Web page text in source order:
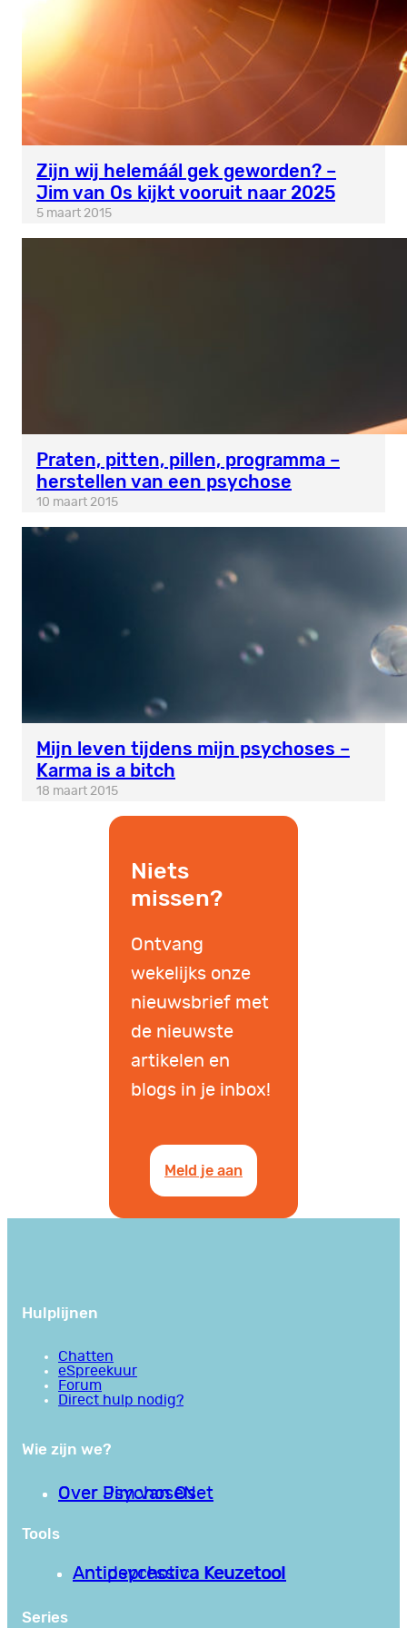
Zijn wij helemáál gek geworden? –
Jim van Os kijkt vooruit naar 2025
5 maart 2015
Praten, pitten, pillen, programma –
herstellen van een psychose
10 maart 2015
Mijn leven tijdens mijn psychoses –
Karma is a bitch
18 maart 2015
Niets
missen?
Ontvang
wekelijks onze
nieuwsbrief met
de nieuwste
artikelen en
blogs in je inbox!
Meld je aan
Hulplijnen
Chatten
eSpreekuur
Forum
Direct hulp nodig?
Wie zijn we?
Over PsychoseNet
Over Jim van Os
Tools
Antipsychotica Keuzetool
Antidepressiva Keuzetool
Series